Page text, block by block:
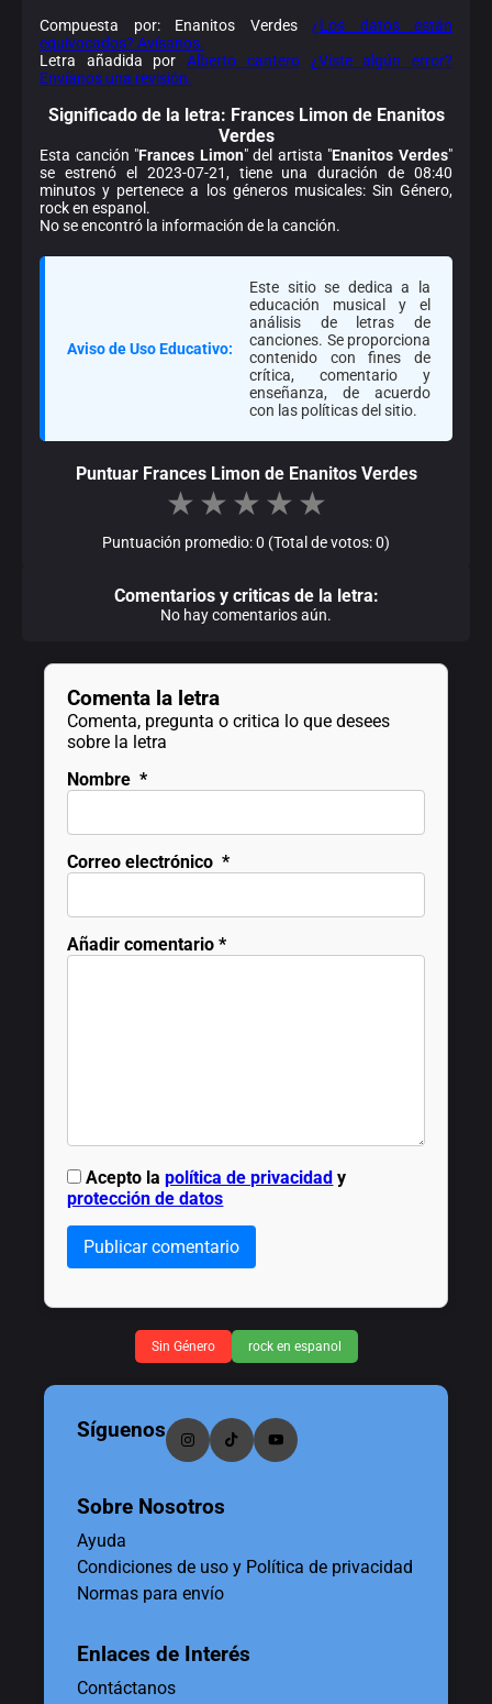
Compuesta por: Enanitos Verdes ¿Los datos están
equivocados? Avísanos.
Letra añadida porAlberto cantero
¿Viste algún error?
Envíanos una revisión.
Significado de la letra: Frances Limon de Enanitos
Verdes
Esta canción "Frances Limon" del artista "Enanitos Verdes"
se estrenó el 2023-07-21, tiene una duración de 08:40
minutos y pertenece a los géneros musicales: Sin Género,
rock en espanol.
No se encontró la información de la canción.
Aviso de Uso Educativo:
Este sitio se dedica a la
educación musical y el
análisis de letras de
canciones. Se proporciona
contenido con fines de
crítica, comentario y
enseñanza, de acuerdo
con las políticas del sitio.
Puntuar Frances Limon de Enanitos Verdes
★ ★ ★ ★ ★
Puntuación promedio: 0 (Total de votos: 0)
Comentarios y criticas de la letra:
No hay comentarios aún.
Comenta la letra
Comenta, pregunta o critica lo que desees
sobre la letra
Nombre *
Correo electrónico *
Añadir comentario *
Acepto lapolítica de privacidad y
protección de datos
Publicar comentario
Sin Género rock en espanol
Síguenos
Sobre Nosotros
Ayuda
Condiciones de uso y Política de privacidad
Normas para envío
Enlaces de Interés
Contáctanos